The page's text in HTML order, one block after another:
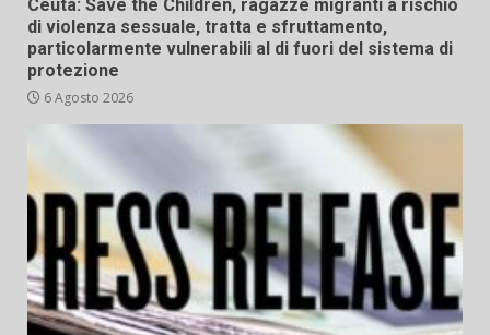
Ceuta: Save the Children, ragazze migranti a rischio
di violenza sessuale, tratta e sfruttamento,
particolarmente vulnerabili al di fuori del sistema di
protezione
6 Agosto 2026